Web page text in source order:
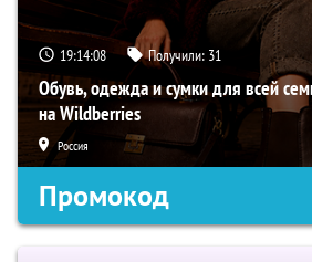
19:14:07 Получили: 31
Обувь, одежда и сумки для всей
на Wildberries
Россия
Промокод